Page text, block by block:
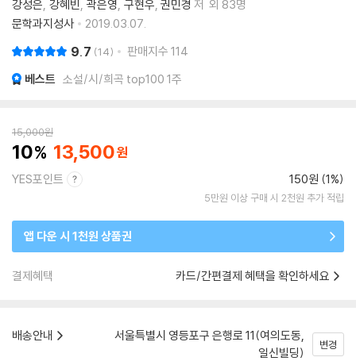
강성은 강혜빈 곽은영 구현우 권민경 저 외 83명
문학과지성사
2019.03.07.
9.7 14 판매지수 114
베스트 소설/시/희곡 top100 1주
15,000원
10 13,500
YES포인트 150원 (1%)
5만원 이상 구매 시 2천원 추가 적립
앱 다운 시 1천원 상품권
결제혜택 카드/간편결제 혜택을 확인하세요
배송안내
서울특별시 영등포구 은행로 11(여의도동,
일신빌딩)
변경